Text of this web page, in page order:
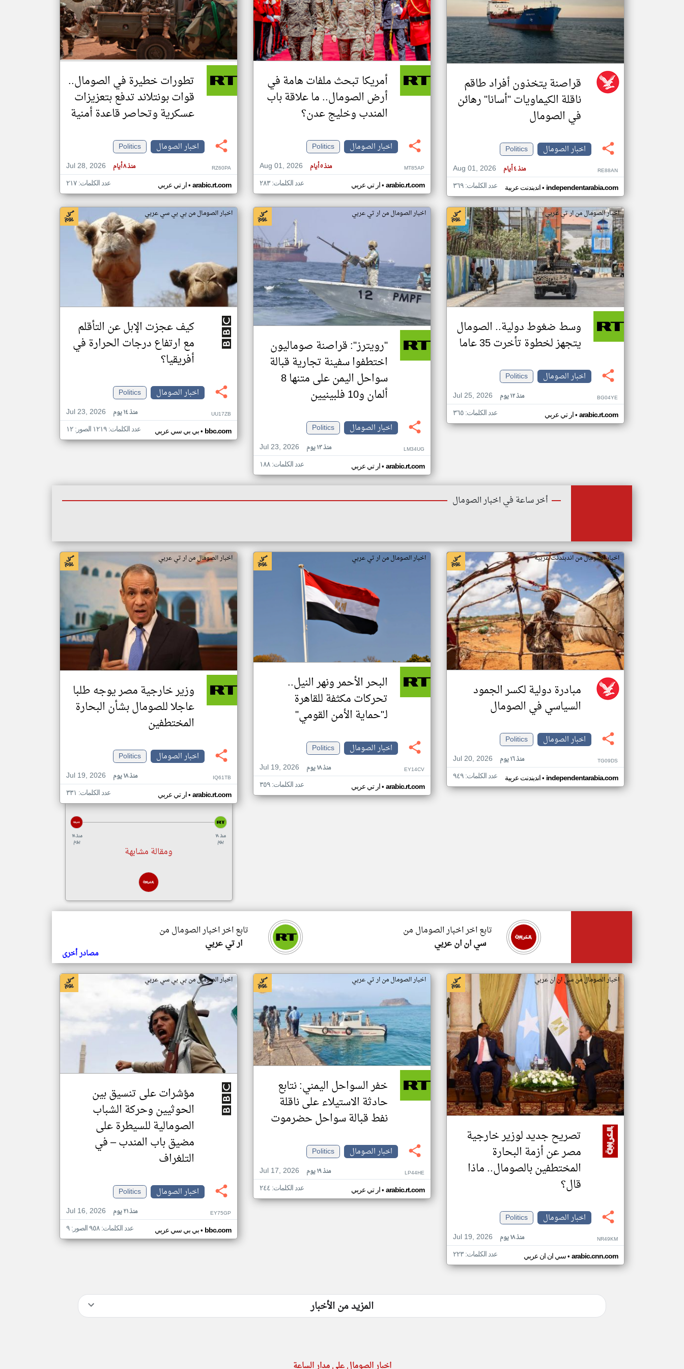
تغيير الدولة
مصادر الأخبار من الصومال
اخبار الصومال على مدار الساعة
أهم اخبار الصومال العاجلة والمباشرة
قراصنة يتخذون أفراد طاقم
ناقلة الكيماويات "أسانا" رهائن
في الصومال
اخبار الصومال
Politics
Aug 01, 2026
منذ ٤ أيام RE88AN
اندبندنت عربية• independentarabia.com عدد الكلمات: ٣٦٩
أمريكا تبحث ملفات هامة في
أرض الصومال.. ما علاقة باب
المندب وخليج عدن؟
اخبار الصومال
Politics
Aug 01, 2026
منذ ٥ أيام MT85AP
ار تي عربي• arabic.rt.com عدد الكلمات: ٢٨٣
تطورات خطيرة في الصومال..
قوات بونتلاند تدفع بتعزيزات
عسكرية وتحاصر قاعدة أمنية
اخبار الصومال
Politics
Jul 28, 2026
منذ ٨ أيام RZ60PA
ار تي عربي• arabic.rt.com عدد الكلمات: ٢١٧
اخبار الصومال من ار تي عربي
وسط ضغوط دولية.. الصومال
يتجهز لخطوة تأخرت 35 عاما
اخبار الصومال
Politics
Jul 25, 2026
منذ ١٢ يوم BG04YE
ار تي عربي• arabic.rt.com عدد الكلمات: ٣٦٥
اخبار الصومال من ار تي عربي
"رويترز": قراصنة صوماليون
اختطفوا سفينة تجارية قبالة
سواحل اليمن على متنها 8
ألمان و10 فلبينيين
اخبار الصومال
Politics
Jul 23, 2026
منذ ١٣ يوم LM34UG
ار تي عربي• arabic.rt.com عدد الكلمات: ١٨٨
اخبار الصومال من بي بي سي عربي
كيف عجزت الإبل عن التأقلم
مع ارتفاع درجات الحرارة في
أفريقيا؟
اخبار الصومال
Politics
Jul 23, 2026
منذ ١٤ يوم UU17ZB
بي بي سي عربي• bbc.com عدد الكلمات: ١٢١٩ الصور: ١٢
أخر ساعة في اخبار الصومال
اخبار الصومال من اندبندنت عربية
مبادرة دولية لكسر الجمود
السياسي في الصومال
اخبار الصومال
Politics
Jul 20, 2026
منذ ١٦ يوم TG09DS
اندبندنت عربية• independentarabia.com عدد الكلمات: ٩٤٩
اخبار الصومال من ار تي عربي
البحر الأحمر ونهر النيل..
تحركات مكثفة للقاهرة
لـ"حماية الأمن القومي"
اخبار الصومال
Politics
Jul 19, 2026
منذ ١٨ يوم EY14CV
ار تي عربي• arabic.rt.com عدد الكلمات: ٣٥٩
اخبار الصومال من ار تي عربي
وزير خارجية مصر يوجه طلبا
عاجلا للصومال بشأن البحارة
المختطفين
اخبار الصومال
Politics
Jul 19, 2026
منذ ١٨ يوم IQ61TB
ار تي عربي• arabic.rt.com عدد الكلمات: ٣٣١
منذ ١٨
يوم
منذ ١٨
يوم
ومقالة مشابهة
تابع اخر اخبار الصومال من
ار تي عربي
تابع اخر اخبار الصومال من
سي ان ان عربي
مصادر أخرى
اخبار الصومال من سي ان ان عربي
تصريح جديد لوزير خارجية
مصر عن أزمة البحارة
المختطفين بالصومال.. ماذا
قال؟
اخبار الصومال
Politics
Jul 19, 2026
منذ ١٨ يوم NR49KM
سي ان ان عربي• arabic.cnn.com عدد الكلمات: ٢٢٣
اخبار الصومال من ار تي عربي
خفر السواحل اليمني: نتابع
حادثة الاستيلاء على ناقلة
نفط قبالة سواحل حضرموت
اخبار الصومال
Politics
Jul 17, 2026
منذ ١٩ يوم LP44HE
ار تي عربي• arabic.rt.com عدد الكلمات: ٢٤٤
اخبار الصومال من بي بي سي عربي
مؤشرات على تنسيق بين
الحوثيين وحركة الشباب
الصومالية للسيطرة على
مضيق باب المندب – في
التلغراف
اخبار الصومال
Politics
Jul 16, 2026
منذ ٢١ يوم EY75GP
بي بي سي عربي• bbc.com عدد الكلمات: ٩٥٨ الصور: ٩
المزيد من الأخبار
klyoum.com